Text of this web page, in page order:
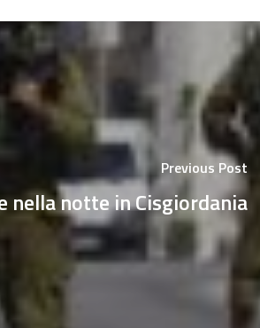
Previous Post
nella notte in Cisgiordania